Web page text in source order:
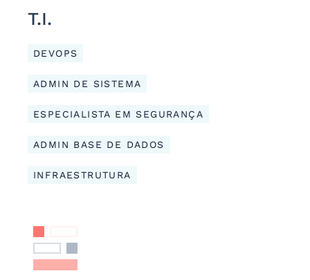
T.I.
DEVOPS
ADMIN DE SISTEMA
ESPECIALISTA EM SEGURANÇA
ADMIN BASE DE DADOS
INFRAESTRUTURA